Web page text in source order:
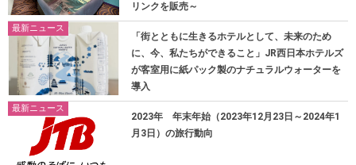
リンクを販売～
最新ニュース
「街とともに生きるホテルとして、未来のため
に、今、私たちができること」JR西日本ホテルズ
が客室用に紙パック製のナチュラルウォーターを
導入
最新ニュース
2023年 年末年始（2023年12月23日～2024年1
月3日）の旅行動向